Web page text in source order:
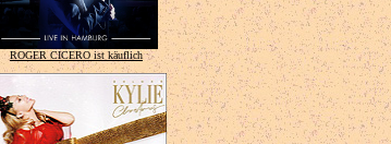
ROGER CICERO ist käuflich